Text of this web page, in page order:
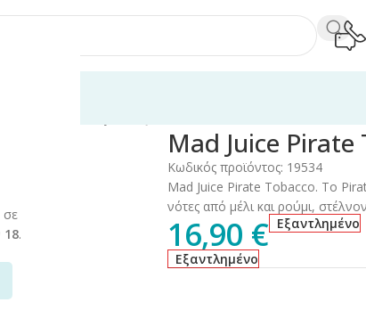
σε
18.
Mad Juice
Κωδικός προϊόντος: 19534
Mad Juice Pirate Tobacco. To
νότες από μέλι και ρούμι,
16,90 € Εξαντλημένο
Εξαντλημένο